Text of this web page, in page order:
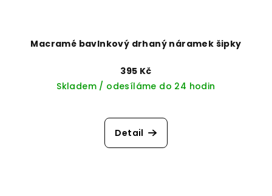
Macramé bavlnkový drhaný náramek šipky
395 Kč
Skladem / odesíláme do 24 hodin
Detail